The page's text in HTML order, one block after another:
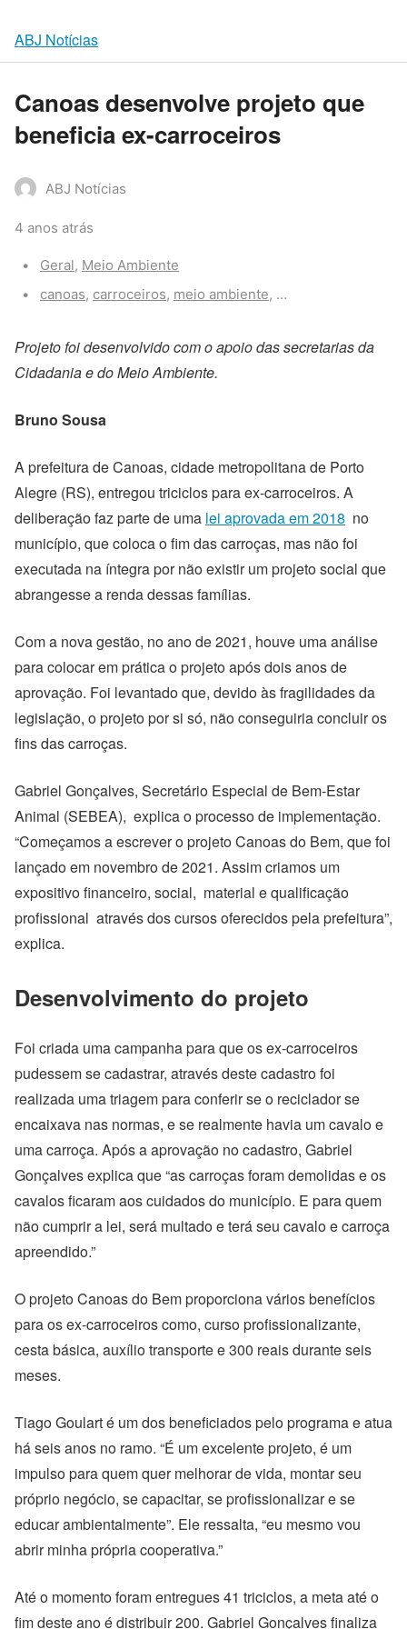
ABJ Notícias
Canoas desenvolve projeto que
beneficia ex-carroceiros
ABJ Notícias
4 anos atrás
Categories:
Geral, Meio Ambiente
Tags:
canoas, carroceiros, meio ambiente, triciclos
Projeto foi desenvolvido com o apoio das secretarias da
Cidadania e do Meio Ambiente.
Bruno Sousa
A prefeitura de Canoas, cidade metropolitana de Porto
Alegre (RS), entregou triciclos para ex-carroceiros. A
deliberação faz parte de uma lei aprovada em 2018 no
município, que coloca o fim das carroças, mas não foi
executada na íntegra por não existir um projeto social que
abrangesse a renda dessas famílias.
Com a nova gestão, no ano de 2021, houve uma análise
para colocar em prática o projeto após dois anos de
aprovação. Foi levantado que, devido às fragilidades da
legislação, o projeto por si só, não conseguiria concluir os
fins das carroças.
Gabriel Gonçalves, Secretário Especial de Bem-Estar
Animal (SEBEA), explica o processo de implementação.
“Começamos a escrever o projeto Canoas do Bem, que foi
lançado em novembro de 2021. Assim criamos um
expositivo financeiro, social, material e qualificação
profissional através dos cursos oferecidos pela prefeitura”,
explica.
Desenvolvimento do projeto
Foi criada uma campanha para que os ex-carroceiros
pudessem se cadastrar, através deste cadastro foi
realizada uma triagem para conferir se o reciclador se
encaixava nas normas, e se realmente havia um cavalo e
uma carroça. Após a aprovação no cadastro, Gabriel
Gonçalves explica que “as carroças foram demolidas e os
cavalos ficaram aos cuidados do município. E para quem
não cumprir a lei, será multado e terá seu cavalo e carroça
apreendido.”
O projeto Canoas do Bem proporciona vários benefícios
para os ex-carroceiros como, curso profissionalizante,
cesta básica, auxílio transporte e 300 reais durante seis
meses.
Tiago Goulart é um dos beneficiados pelo programa e atua
há seis anos no ramo. “É um excelente projeto, é um
impulso para quem quer melhorar de vida, montar seu
próprio negócio, se capacitar, se profissionalizar e se
educar ambientalmente”. Ele ressalta, “eu mesmo vou
abrir minha própria cooperativa.”
Até o momento foram entregues 41 triciclos, a meta até o
fim deste ano é distribuir 200. Gabriel Gonçalves finaliza